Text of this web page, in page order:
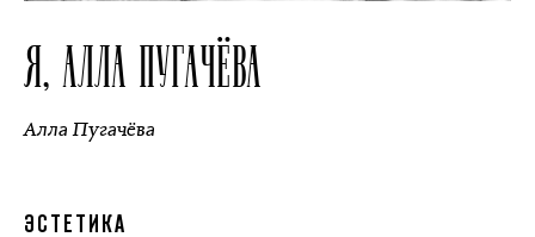
Я, АЛЛА ПУГАЧЁВА
Алла Пугачёва
ЭСТЕТИКА